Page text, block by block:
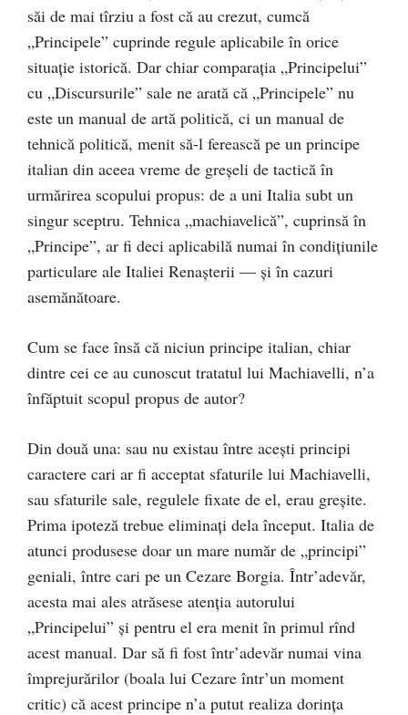
săi de mai tîrziu a fost că au crezut, cumcă
„Principele” cuprinde regule aplicabile în orice
situație istorică. Dar chiar comparația „Principelui”
cu „Discursurile” sale ne arată că „Principele” nu
este un manual de artă politică, ci un manual de
tehnică politică, menit să-l ferească pe un principe
italian din aceea vreme de greşeli de tactică în
urmărirea scopului propus: de a uni Italia subt un
singur sceptru. Tehnica „machiavelică”, cuprinsă în
„Principe”, ar fi deci aplicabilă numai în condiţiunile
particulare ale Italiei Renaşterii — şi în cazuri
asemănătoare.
Cum se face însă că niciun principe italian, chiar
dintre cei ce au cunoscut tratatul lui Machiavelli, n’a
înfăptuit scopul propus de autor?
Din două una: sau nu existau între acești principi
caractere cari ar fi acceptat sfaturile lui Machiavelli,
sau sfaturile sale, regulele fixate de el, erau greşite.
Prima ipoteză trebue eliminați dela început. Italia de
atunci produsese doar un mare număr de „principi”
geniali, între cari pe un Cezare Borgia. Într’adevăr,
acesta mai ales atrăsese atenţia autorului
„Principelui” şi pentru el era menit în primul rînd
acest manual. Dar să fi fost într’adevăr numai vina
împrejurărilor (boala lui Cezare într’un moment
critic) că acest principe n’a putut realiza dorința